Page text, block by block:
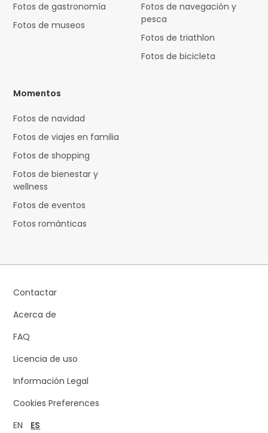
Fotos de gastronomía
Fotos de museos
Fotos de navegación y
pesca
Fotos de triathlon
Fotos de bicicleta
Momentos
Fotos de navidad
Fotos de viajes en familia
Fotos de shopping
Fotos de bienestar y
wellness
Fotos de eventos
Fotos románticas
Contactar
Acerca de
FAQ
Licencia de uso
Información Legal
Cookies Preferences
EN
ES